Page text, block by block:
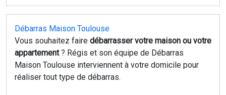
Débarras Maison Toulouse
Vous souhaitez faire débarrasser votre maison ou votre
appartement? Régis et son équipe de Débarras
Maison Toulouse interviennent à votre domicile pour
réaliser tout type de débarras.